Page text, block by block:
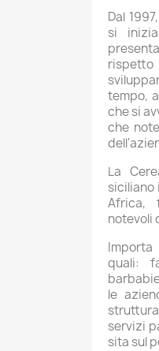
Dal
si
tempo,
che si
che
La
siciliano
Africa,
notevoli
quali:
le
servizi
sita sul